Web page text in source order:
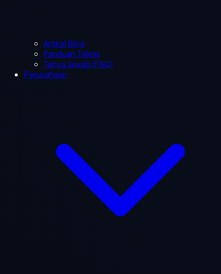
Artikel Blog
Panduan Teknis
Tanya Jawab (FAQ)
Perusahaan